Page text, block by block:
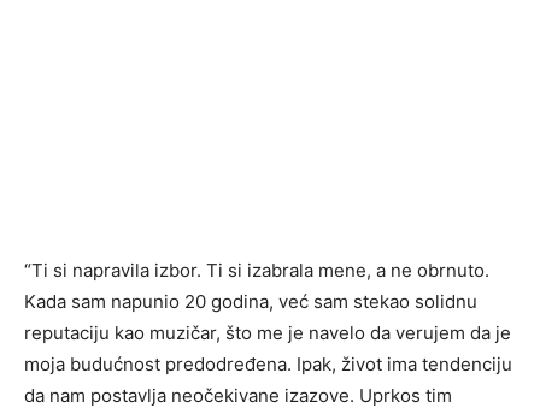
“Ti si napravila izbor. Ti si izabrala mene, a ne obrnuto.
Kada sam napunio 20 godina, već sam stekao solidnu
reputaciju kao muzičar, što me je navelo da verujem da je
moja budućnost predodređena. Ipak, život ima tendenciju
da nam postavlja neočekivane izazove. Uprkos tim